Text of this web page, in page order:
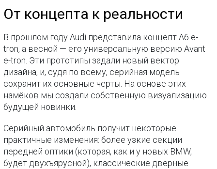
От концепта к реальности
В прошлом году Audi представила концепт A6 e-
tron, а весной — его универсальную версию Avant
e-tron. Эти прототипы задали новый вектор
дизайна, и, судя по всему, серийная модель
сохранит их основные черты. На основе этих
намёков мы создали собственную визуализацию
будущей новинки.
Серийный автомобиль получит некоторые
практичные изменения: более узкие секции
передней оптики (которая, как и у новых BMW,
будет двухъярусной), классические дверные